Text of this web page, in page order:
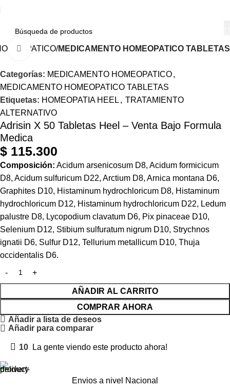
MEDICAMENTO HOMEOPATICO TABLETAS
Haga Click para agrandar
Categorías: MEDICAMENTO HOMEOPATICO,
MEDICAMENTO HOMEOPATICO TABLETAS
Etiquetas: HOMEOPATIA HEEL , TRATAMIENTO
ALTERNATIVO
Adrisin X 50 Tabletas Heel – Venta Bajo Formula
Medica
$ 115.300
Composición: Acidum arsenicosum D8, Acidum formicicum
D8, Acidum sulfuricum D22, Arctium D8, Arnica montana D6,
Graphites D10, Histaminum hydrochloricum D8, Histaminum
hydrochloricum D12, Histaminum hydrochloricum D22, Ledum
palustre D8, Lycopodium clavatum D6, Pix pinaceae D10,
Selenium D12, Stibium sulfuratum nigrum D10, Strychnos
ignatii D6, Sulfur D12, Tellurium metallicum D10, Thuja
occidentalis D6.
AÑADIR AL CARRITO
COMPRAR AHORA
Añadir a lista de deseos
Añadir para comparar
10 La gente viendo este producto ahora!
Envios a nivel Nacional